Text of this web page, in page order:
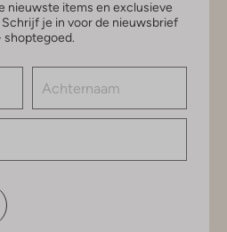
nieuwste items en exclusieve
Schrijf je in voor de nieuwsbrief
shoptegoed.